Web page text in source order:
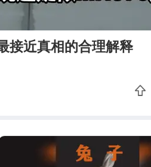
接近真相的合理解释